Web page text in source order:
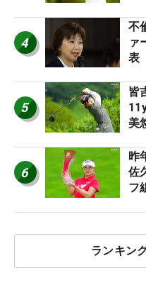
ロ
4
不
ァ
表
5
皆
美
ア
6
昨
佐
フ
ランキン